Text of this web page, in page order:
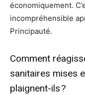
économiquement.
incompréhensible
Principauté.
Comment
sanitaires mises
plaignent-ils ?